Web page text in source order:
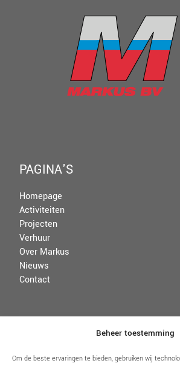
Beheer toestemming
Om de beste ervaringen te bieden, gebruiken wij
PAGINA'S
Homepage
Activiteiten
Projecten
Verhuur
Over Markus
Nieuws
Contact
VOORWAARDEN
Disclaimer